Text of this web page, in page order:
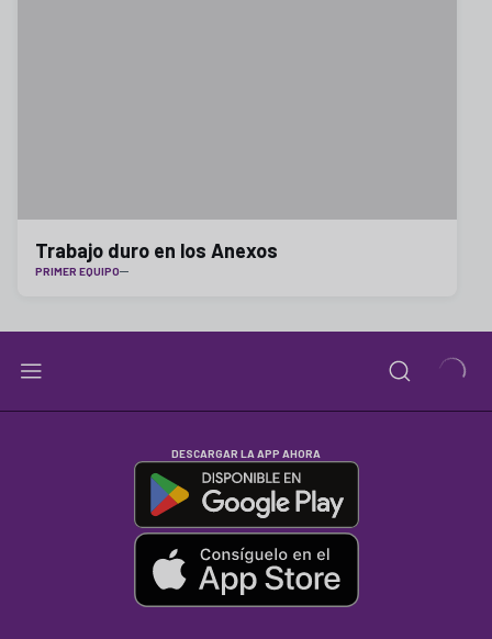
Trabajo duro en los Anexos
PRIMER EQUIPO
DESCARGAR LA APP AHORA